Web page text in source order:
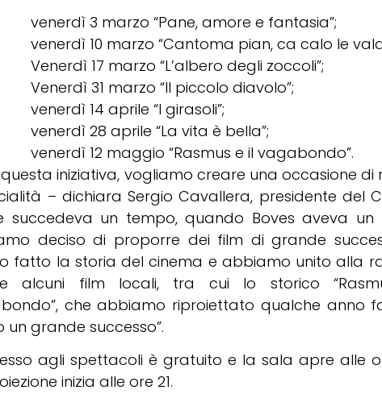
venerdì 3 marzo “Pane, amore e fantasia”;
venerdì 10 marzo “Cantoma pian, ca calo le
Venerdì 17 marzo “L’albero degli zoccoli”;
Venerdì 31 marzo “Il piccolo diavolo”;
venerdì 14 aprile “I girasoli”;
venerdì 28 aprile “La vita è bella”;
venerdì 12 maggio “Rasmus e il vagabondo”.
questa iniziativa, vogliamo creare una occasione di
– dichiara Sergio Cavallera, presidente del
succedeva un tempo, quando Boves aveva un
deciso di proporre dei film di grande
fatto la storia del cinema e abbiamo unito alla
alcuni film locali, tra cui lo storico
che abbiamo riproiettato qualche anno
un grande successo”.
agli spettacoli è gratuito e la sala apre alle
inizia alle ore 21.